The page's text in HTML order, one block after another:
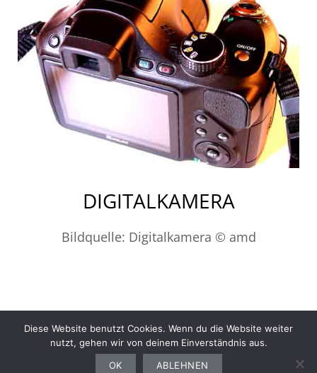
DIGITALKAMERA
Bildquelle: Digitalkamera © amd
Finanzen Ernährung Auto
Haushalt
Diese Website benutzt Cookies. Wenn du die Website weiter
nutzt, gehen wir von deinem Einverständnis aus.
OK
ABLEHNEN